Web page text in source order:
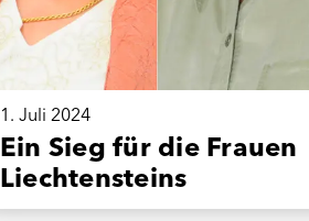
1. Juli 2024
Ein Sieg für die Frauen
Liechtensteins